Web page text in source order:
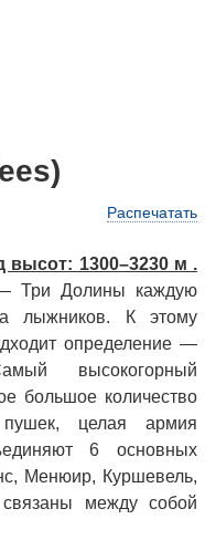
Распечатать
высот: 1300–3230 м .
Три Долины каждую
лыжников. К этому
определение —
высокогорный
большое количество
целая армия
6 основных
Менюир, Куршевель,
между собой